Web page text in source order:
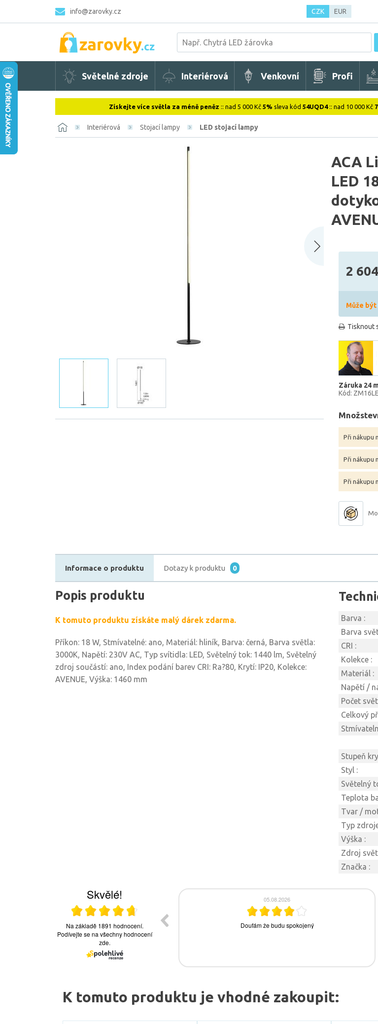
info@zarovky.cz CZK EUR
Světelné zdroje Interiérová Venkovní Profi
Získejte více světla za méně peněz :: nad 5 000 Kč 5% sleva kód 54UQD4:: nad 10 000 Kč
Interiérová Stojací lampy LED stojací lampy
ACA
LED
2
Může být
Tisknout
Záruka 24
Kód:
Při nákupu
Při nákupu
Při nákupu
Informace o produktu Dotazy k produktu 0
Popis produktu
K tomuto produktu získáte malý dárek zdarma.
Příkon: 18 W, Stmívatelné: ano, Materiál: hliník, Barva: černá, Barva světla:
3000K, Napětí: 230V AC, Typ svítidla: LED, Světelný tok: 1440 lm, Světelný
zdroj součástí: ano, Index podání barev CRI: Ra?80, Krytí: IP20, Kolekce:
AVENUE, Výška: 1460 mm
Barva :
Barva
CRI :
Kolekce :
Materiál :
Napětí /
Počet
Celkový
Stupeň
Styl :
Světelný
Teplota
Tvar /
Typ
Výška :
Zdroj
Značka :
K tomuto produktu je vhodné zakoupit: